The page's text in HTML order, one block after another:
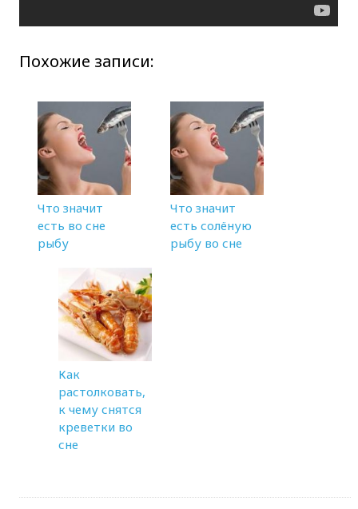
Похожие записи:
Что значит
есть во сне
рыбу
Что значит
есть солёную
рыбу во сне
Как
растолковать,
к чему снятся
креветки во
сне